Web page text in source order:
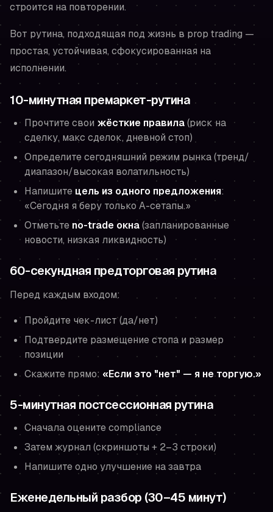
строится на повторении.
Вот рутина, подходящая под жизнь в prop trading —
простая, устойчивая, сфокусированная на
исполнении.
10-минутная премаркет-рутина
Прочтите свои жёсткие правила(риск на
сделку, макс сделок, дневной стоп)
Определите сегодняшний режим рынка (тренд/
диапазон/высокая волатильность)
Напишите цель из одного предложения:
«Сегодня я беру только A-сетапы.»
Отметьте no-trade окна(запланированные
новости, низкая ликвидность)
60-секундная предторговая рутина
Перед каждым входом:
Пройдите чек-лист (да/нет)
Подтвердите размещение стопа и размер
позиции
Скажите прямо: «Если это "нет" — я не торгую.»
5-минутная постсессионная рутина
Сначала оцените compliance
Затем журнал (скриншоты + 2–3 строки)
Напишите одно улучшение на завтра
Еженедельный разбор (30–45 минут)